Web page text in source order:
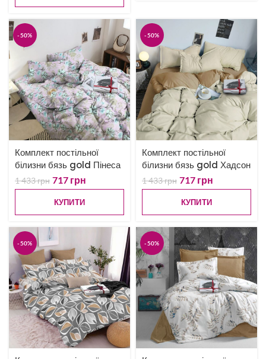
-50%
Комплект постільної
білизни бязь gold Пінеса
1 433грн 717 грн
КУПИТИ
-50%
Комплект постільної
білизни бязь gold Хадсон
1 433грн 717 грн
КУПИТИ
-50% -50%